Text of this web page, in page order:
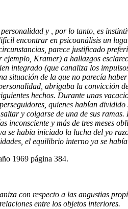
y , por lo tanto, es
encontrar en psicoanálisis un
parece justificado
Kramer) a hallazgos
integrado (que canaliza los
de la que no parecía
abrigaba la convicción
hechos. Durante unas
quienes habían
y colgarse de una de sus
y más de tres meses
se había iniciado la lucha del yo
el equilibrio interno ya se
1969 página 384.
con respecto a las angustias
entre los objetos interiores.